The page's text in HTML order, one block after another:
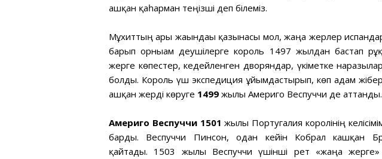
ашқан қаһарман теңізші деп білеміз.
Мұхиттың арғы жағындағы қазынасы мол, жаңа жерлер
барып орнығам деушілерге король 1497 жылдан бастап
жерге көпестер, кедейленген дворяндар, үкіметке
болды. Король үш экспедиция ұйымдастырып, көп адам
ашқан жерді көруге 1499 жылы Америго Веспуччи де аттанды.
Америго Веспуччи 1501 жылы Португалия королінің
барды. Веспуччи Пинсон, одан кейін Кобрал кашқан
қайтады. 1503 жылы Веспуччи үшінші рет «жаңа